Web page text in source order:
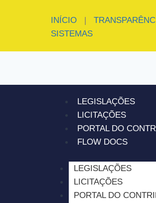
INÍCIO |
SISTEMAS
LEGISLAÇÕES
LICITAÇÕES
PORTAL DO
FLOW DOCS
LEGISLAÇÕES
LICITAÇÕES
PORTAL DO